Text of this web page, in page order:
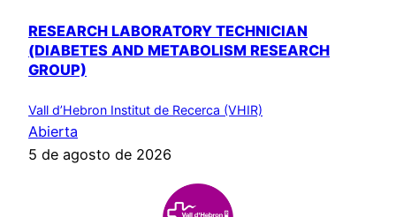
RESEARCH LABORATORY TECHNICIAN
(DIABETES AND METABOLISM RESEARCH
GROUP)
Vall d’Hebron Institut de Recerca (VHIR)
Abierta
5 de agosto de 2026